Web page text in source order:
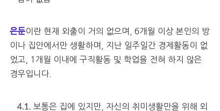
은둔이란 현재 외출이 거의 없으며, 6개월 이상 본인의 방
이나 집안에서만 생활하며, 지난 일주일간 경제활동이 없
었고, 1개월 이내에 구직활동 및 학업을 전혀 하지 않은
경우입니다.
보통은 집에 있지만, 자신의 취미생활만을 위해 외